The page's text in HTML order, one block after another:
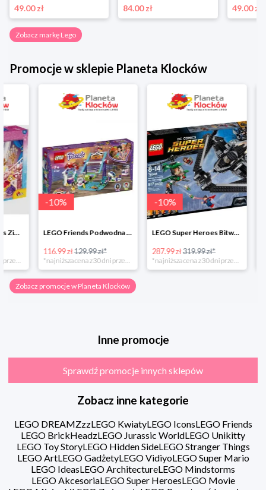
49.00 zł
84.00 zł
49.00 zł
Zobacz markę Lego
Promocje w sklepie Planeta Klocków
-10
LEGO Friends Podwodna Frajda w super cenie
129.99 zł*
*najniższa cena z 30 dni przed obniżką
LEGO Super Heroes Bitwa powietrzna w super cenie
287.99 zł319.99 zł*
*najniższa cena z 30 dni przed obniżką
-10
Zobacz promocje w Planeta Klocków
Inne promocje
Sprawdź promocje innych sklepów
Zobacz inne kategorie
LEGO DREAMZzzLEGO KwiatyLEGO IconsLEGO Friends
LEGO BrickHeadzLEGO Jurassic WorldLEGO Unikitty
LEGO Toy StoryLEGO Hidden SideLEGO Stranger Things
LEGO ArtLEGO GadżetyLEGO VidiyoLEGO Super Mario
LEGO IdeasLEGO ArchitectureLEGO Mindstorms
LEGO AkcesoriaLEGO Super HeroesLEGO Movie